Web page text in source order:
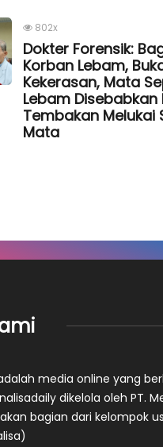
802x
Dokter Forensik:
Korban Lebam,
Kekerasan, Mata
Lebam Disebabkan
Tembakan Melukai
Mata
media online yang
dikelola oleh PT.
bagian dari kelompok